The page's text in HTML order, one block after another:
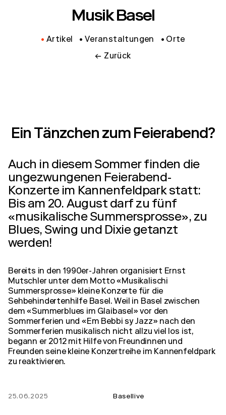
Musik Basel
Artikel Veranstaltungen Orte
← Zurück
Ein Tänzchen zum Feierabend?
Auch in diesem Sommer finden die
ungezwungenen Feierabend-
Konzerte im Kannenfeldpark statt:
Bis am 20. August darf zu fünf
«musikalische Summersprosse», zu
Blues, Swing und Dixie getanzt
werden!
Bereits in den 1990er-Jahren organisiert Ernst
Mutschler unter dem Motto «Musikalischi
Summersprosse» kleine Konzerte für die
Sehbehindertenhilfe Basel. Weil in Basel zwischen
dem «Summerblues im Glaibasel» vor den
Sommerferien und «Em Bebbi sy Jazz» nach den
Sommerferien musikalisch nicht allzu viel los ist,
begann er 2012 mit Hilfe von Freundinnen und
Freunden seine kleine Konzertreihe im Kannenfeldpark
zu reaktivieren.
25.06.2025 Basellive